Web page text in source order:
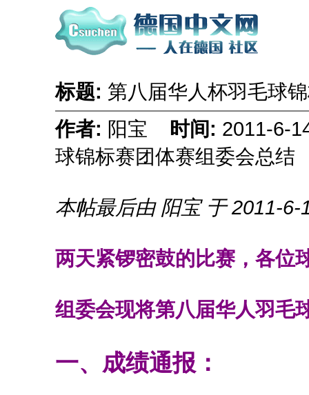
标题: 第八届华人杯羽毛球
作者: 阳宝 时间: 2011-
球锦标赛团体赛组委会总结
本帖最后由 阳宝 于 2011-6-
两天紧锣密鼓的比赛，各位
组委会现将第八届华人羽毛
一、成绩通报：